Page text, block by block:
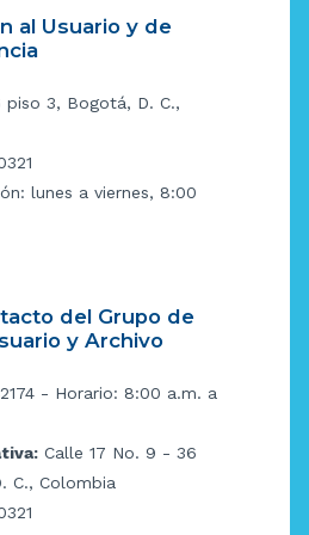
al Usuario y de
piso 3, Bogotá, D. C.,
lunes a viernes, 8:00
del Grupo de
y Archivo
- Horario: 8:00 a.m. a
Calle 17 No. 9 - 36
C., Colombia